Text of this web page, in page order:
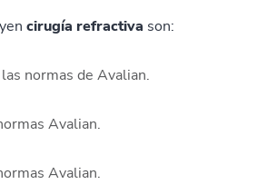
cirugía refractiva son:
normas de Avalian.
Avalian.
Avalian.